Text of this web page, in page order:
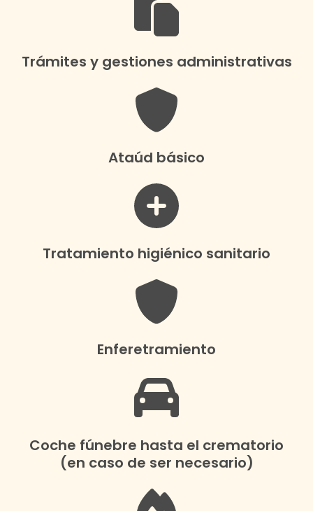
Trámites y gestiones administrativas
Ataúd básico
Tratamiento higiénico sanitario
Enferetramiento
Coche fúnebre hasta el crematorio
(en caso de ser necesario)